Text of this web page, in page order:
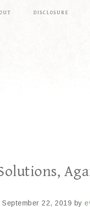
DISCLOSURE
22, 2019 by